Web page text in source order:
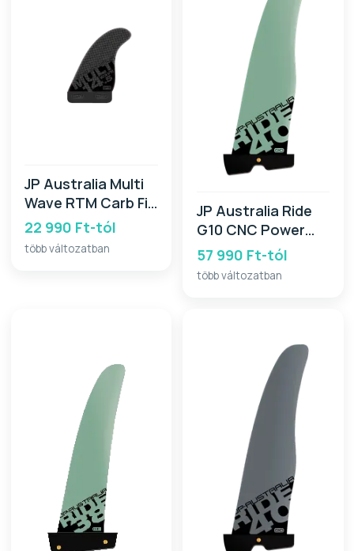
JP Australia Multi
Wave RTM Carb Fin
SB 2026
22 990 Ft-tól
több változatban
JP Australia Ride
G10 CNC Power
Box 2026
57 990 Ft-tól
több változatban